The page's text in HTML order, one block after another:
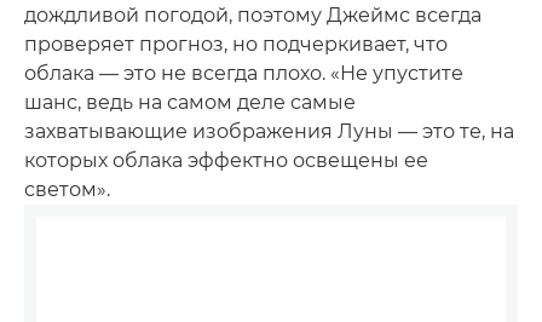
дождливой погодой, поэтому Джеймс всегда
проверяет прогноз, но подчеркивает, что
облака — это не всегда плохо. «Не упустите
шанс, ведь на самом деле самые
захватывающие изображения Луны — это те, на
которых облака эффектно освещены ее
светом».